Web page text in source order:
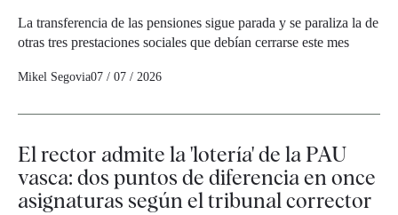
La transferencia de las pensiones sigue parada y se paraliza la de
otras tres prestaciones sociales que debían cerrarse este mes
Mikel Segovia07 / 07 / 2026
El rector admite la 'lotería' de la PAU
vasca: dos puntos de diferencia en once
asignaturas según el tribunal corrector